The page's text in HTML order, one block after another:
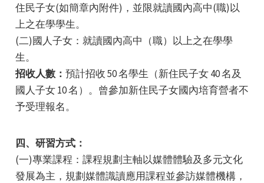
住民子女(如簡章內附件)，並限就讀國內高中(職)以
上之在學學生。
(二)國人子女：就讀國內高中（職）以上之在學學
生。
招收人數： 預計招收 50 名學生（新住民子女 40 名及
國人子女 10 名）。曾參加新住民子女國內培育營者不
予受理報名。
四、研習方式：
(一)專業課程：課程規劃主軸以媒體體驗及多元文化
發展為主，規劃媒體識讀應用課程並參訪媒體機構，